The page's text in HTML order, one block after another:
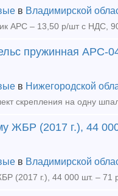
в Владимирской
пружинная АРС-
в Нижегородской
ЖБР (2017 г.), 44
в Владимирской